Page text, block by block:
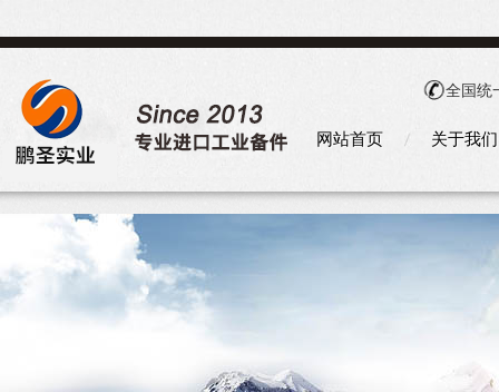
全国统
网站首页 关于我们